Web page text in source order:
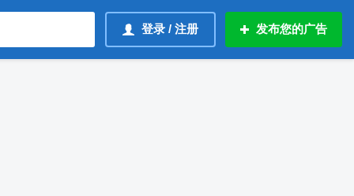
登录 / 注册 发布您的广告